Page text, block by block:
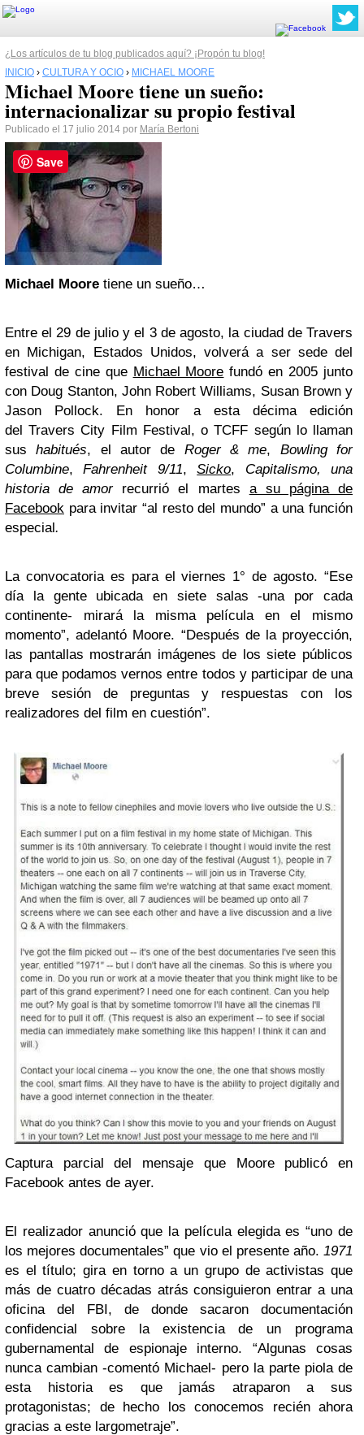
¿Los artículos de tu blog publicados aquí? ¡Propón tu blog!
INICIO › CULTURA Y OCIO › MICHAEL MOORE
Michael Moore tiene un sueño:
internacionalizar su propio festival
Publicado el 17 julio 2014 por María Bertoni
Michael Moore tiene un sueño…
Entre el 29 de julio y el 3 de agosto, la ciudad de Travers
en Michigan, Estados Unidos, volverá a ser sede del
festival de cine que Michael Moore fundó en 2005 junto
con Doug Stanton, John Robert Williams, Susan Brown y
Jason Pollock. En honor a esta décima edición
del Travers City Film Festival, o TCFF según lo llaman
sushabitués, el autor de Roger & me, Bowling for
Columbine,Fahrenheit 9/11,Sicko, Capitalismo, una
historia de amorrecurrió el martes a su página de
Facebook para invitar “al resto del mundo” a una función
especial.
La convocatoria es para el viernes 1° de agosto. “Ese
día la gente ubicada en siete salas -una por cada
continente- mirará la misma película en el mismo
momento”, adelantó Moore. “Después de la proyección,
las pantallas mostrarán imágenes de los siete públicos
para que podamos vernos entre todos y participar de una
breve sesión de preguntas y respuestas con los
realizadores del film en cuestión”.
Captura parcial del mensaje que Moore publicó en
Facebook antes de ayer.
El realizador anunció que la película elegida es “uno de
los mejores documentales” que vio el presente año. 1971
es el título; gira en torno a un grupo de activistas que
más de cuatro décadas atrás consiguieron entrar a una
oficina del FBI, de donde sacaron documentación
confidencial sobre la existencia de un programa
gubernamental de espionaje interno. “Algunas cosas
nunca cambian -comentó Michael- pero la parte piola de
esta historia es que jamás atraparon a sus
protagonistas; de hecho los conocemos recién ahora
gracias a este largometraje”.
Save